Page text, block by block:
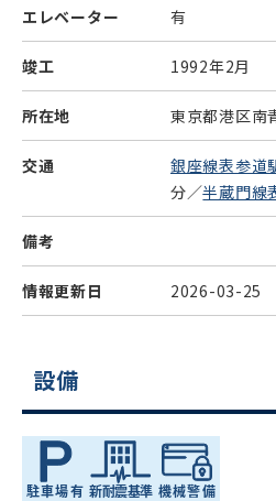
エレベーター 有
竣工 1992年2月
所在地 東京都港区南
交通 銀座線表参道
分／半蔵門線
備考
情報更新日 2026-03-25
設備